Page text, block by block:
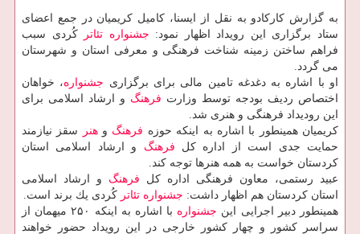
به گزارش كاركادو به نقل از ایسنا، كامیل كریمیان در جمع اعضای
ستاد برگزاری این رویداد اظهار نمود: جشنواره تئاتر
كُردی سبب
فراهم ساختن زمینه شناخت فرهنگی و معرفی استان و شهرستان
می گردد.
او با اشاره به دغدغه تامین مالی برای برگزاری جشنواره، خواهان
اختصاص ردیف بودجه توسط وزارت فرهنگ و ارشاد اسلامی برای
این رودیداد فرهنگی و هنری شد.
كریمیان همینطور با اشاره به اینكه حوزه فرهنگ وهنر
سقز نیازمند
حمایت جدی است از اداره كل فرهنگ و ارشاد اسلامی استان
كردستان خواست به همه هنرها توجه كند.
عبید رستمی، معاون فرهنگی اداره كل فرهنگ و ارشاد اسلامی
استان كردستان هم اظهار داشت: جشنواره تئاتر كُردی یك برند است.
همینطور دبیر اجرایی این جشنواره
با اشاره به اینكه ۲۵۰ میهمان از
سراسر كشور و چهار كشور خارجی در این رویداد حضور خواهند